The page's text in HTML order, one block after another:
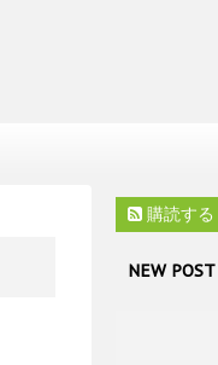
購読する
NEW POST